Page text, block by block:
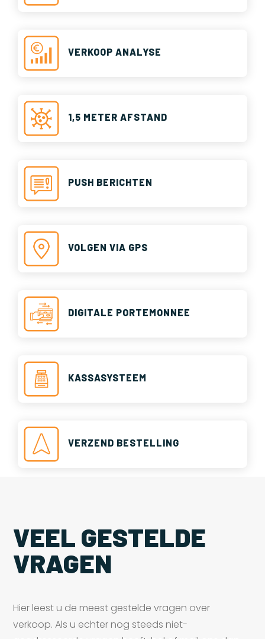
VERKOOP ANALYSE
1,5 METER AFSTAND
PUSH BERICHTEN
VOLGEN VIA GPS
DIGITALE PORTEMONNEE
KASSASYSTEEM
VERZEND BESTELLING
VEEL GESTELDE
VRAGEN
Hier leest u de meest gestelde vragen over
verkoop. Als u echter nog steeds niet-